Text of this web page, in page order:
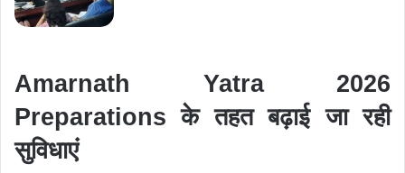
Amarnath Yatra 2026
Preparations के तहत बढ़ाई जा रही
सुविधाएं